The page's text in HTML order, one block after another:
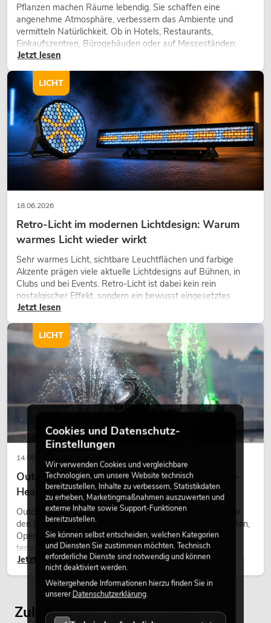
Pflanzen machen Räume lebendig. Sie schaffen eine
angenehme Atmosphäre, verbessern das Ambiente und
vermitteln Natürlichkeit. Ob in Hotels, Restaurants,
Einkaufszentren, Bürogebäuden oder auf Messeständen:
eine hochwertige Begrünung gehört heute längst zum
Jetzt lesen
18.06.2026
Retro-Licht im modernen Lichtdesign: Warum
warmes Licht wieder wirkt
Sehr warmes Licht, sichtbare Leuchtflächen und farbige
Akzente prägen viele aktuelle Lichtdesigns auf Bühnen, in
Clubs und bei Events. Retro-Licht ist dabei kein rein
nostalgischer Effekt, sondern ein bewusst eingesetztes
Gestaltungsmittel: Es schafft Atmosphäre, gibt Szenen
wirken lassen.
Jetzt lesen
LICHT
14.05.2026
Outdoor Moving-Heads: Wetterfeste Moving-
Heads bei Events
Outdoor Moving-Heads sind bewegliche Scheinwerfer für
den Einsatz im Freien. Sie werden bei Festivals, Stadtfesten,
Open-Air-Konzerten, Architekturinszenierungen und
temporären Außeninstallationen eingesetzt.
Jetzt lesen
LICHT
Zuletzt angesehene Artikel
Cookies und Datenschutz-
Einstellungen
Wir verwenden Cookies und vergleichbare
Technologien, um unsere Website technisch
bereitzustellen, Inhalte zu verbessern, Statistikdaten
zu erheben, Marketingmaßnahmen auszuwerten und
externe Inhalte sowie Support-Funktionen
bereitzustellen.
Sie können selbst entscheiden, welchen Kategorien
und Diensten Sie zustimmen möchten. Technisch
erforderliche Dienste sind notwendig und können
nicht deaktiviert werden.
Weitergehende Informationen hierzu finden Sie in
unsererDatenschutzerklärung.